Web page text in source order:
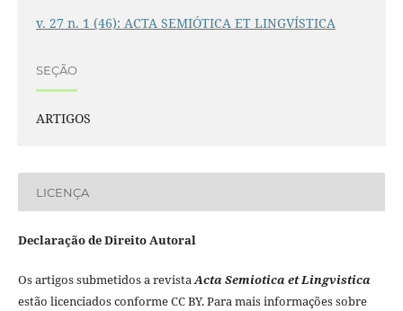
v. 27 n. 1 (46): ACTA SEMIÓTICA ET LINGVÍSTICA
SEÇÃO
ARTIGOS
LICENÇA
Declaração de Direito Autoral
Os artigos submetidos a revistaActa Semiotica et Lingvistica
estão licenciados conforme CC BY. Para mais informações sobre